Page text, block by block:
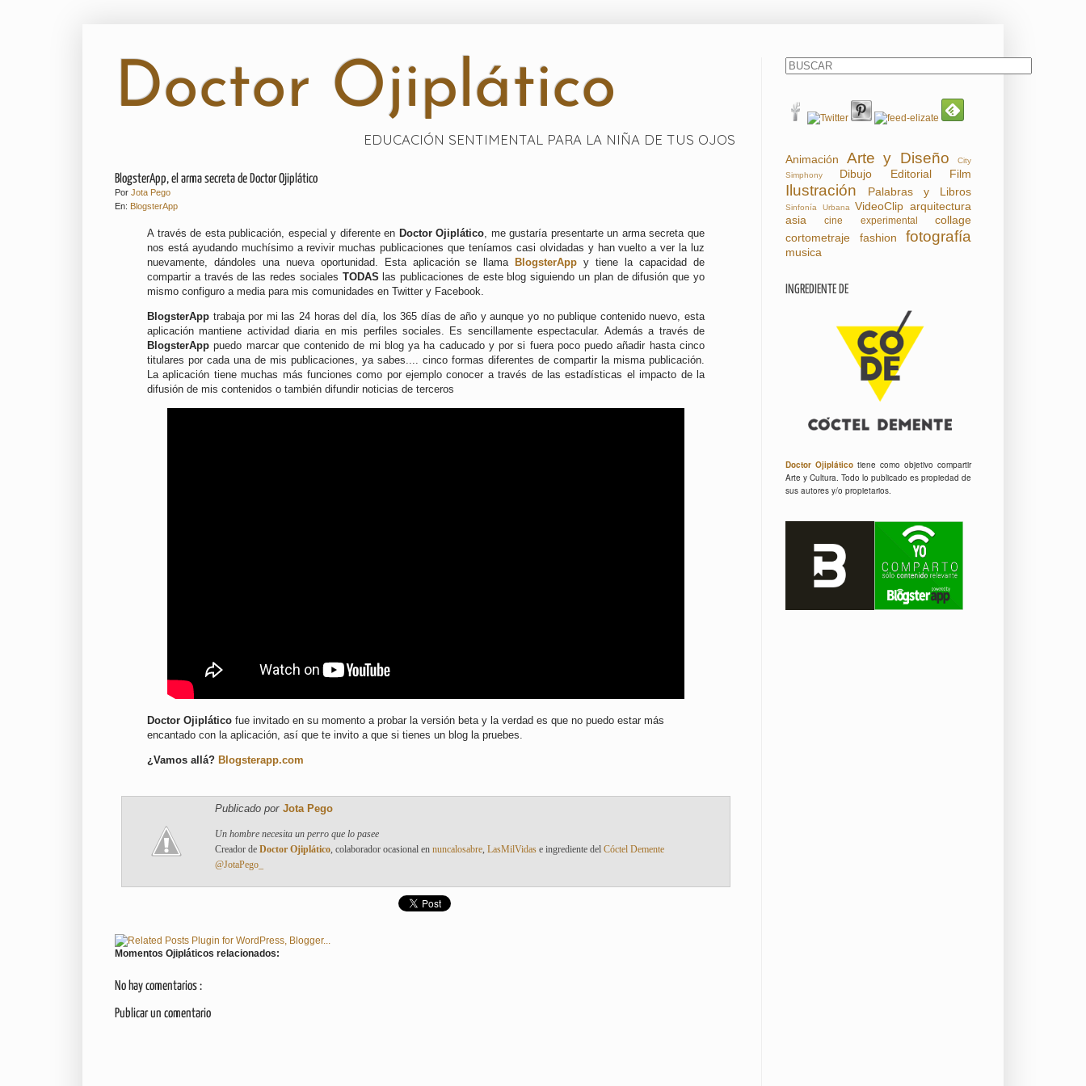
Doctor Ojiplático
EDUCACIÓN SENTIMENTAL PARA LA NIÑA DE TUS OJOS
BlogsterApp, el arma secreta de Doctor Ojiplático
Por Jota Pego
En: BlogsterApp
A través de esta publicación, especial y diferente en Doctor Ojiplático, me gustaría presentarte un arma secreta que
nos está ayudando muchísimo a revivir muchas publicaciones que teníamos casi olvidadas y han vuelto a ver la luz
nuevamente, dándoles una nueva oportunidad. Esta aplicación se llama BlogsterApp y tiene la capacidad de
compartir a través de las redes sociales TODAS las publicaciones de este blog siguiendo un plan de difusión que yo
mismo configuro a media para mis comunidades en Twitter y Facebook.
BlogsterApp trabaja por mi las 24 horas del día, los 365 días de año y aunque yo no publique contenido nuevo, esta
aplicación mantiene actividad diaria en mis perfiles sociales. Es sencillamente espectacular. Además a través de
BlogsterApp puedo marcar que contenido de mi blog ya ha caducado y por si fuera poco puedo añadir hasta cinco
titulares por cada una de mis publicaciones, ya sabes.... cinco formas diferentes de compartir la misma publicación.
La aplicación tiene muchas más funciones como por ejemplo conocer a través de las estadísticas el impacto de la
difusión de mis contenidos o también difundir noticias de terceros
Doctor Ojiplático fue invitado en su momento a probar la versión beta y la verdad es que no puedo estar más
encantado con la aplicación, así que te invito a que si tienes un blog la pruebes.
¿Vamos allá? Blogsterapp.com
Publicado por Jota Pego
Un hombre necesita un perro que lo pasee
Creador de Doctor Ojiplático, colaborador ocasional en nuncalosabre, LasMilVidas e ingrediente del Cóctel Demente
@JotaPego_
Momentos Ojipláticos relacionados:
No hay comentarios :
Publicar un comentario
Animación Arte y Diseño
City
Simphony
Dibujo Editorial Film
Ilustración Palabras y Libros
Sinfonía Urbana VideoClip arquitectura
asia
cine experimental
collage
cortometraje
fashion fotografía
musica
INGREDIENTE DE
Doctor Ojiplático tiene como objetivo compartir
Arte y Cultura. Todo lo publicado es propiedad de
sus autores y/o propietarios.